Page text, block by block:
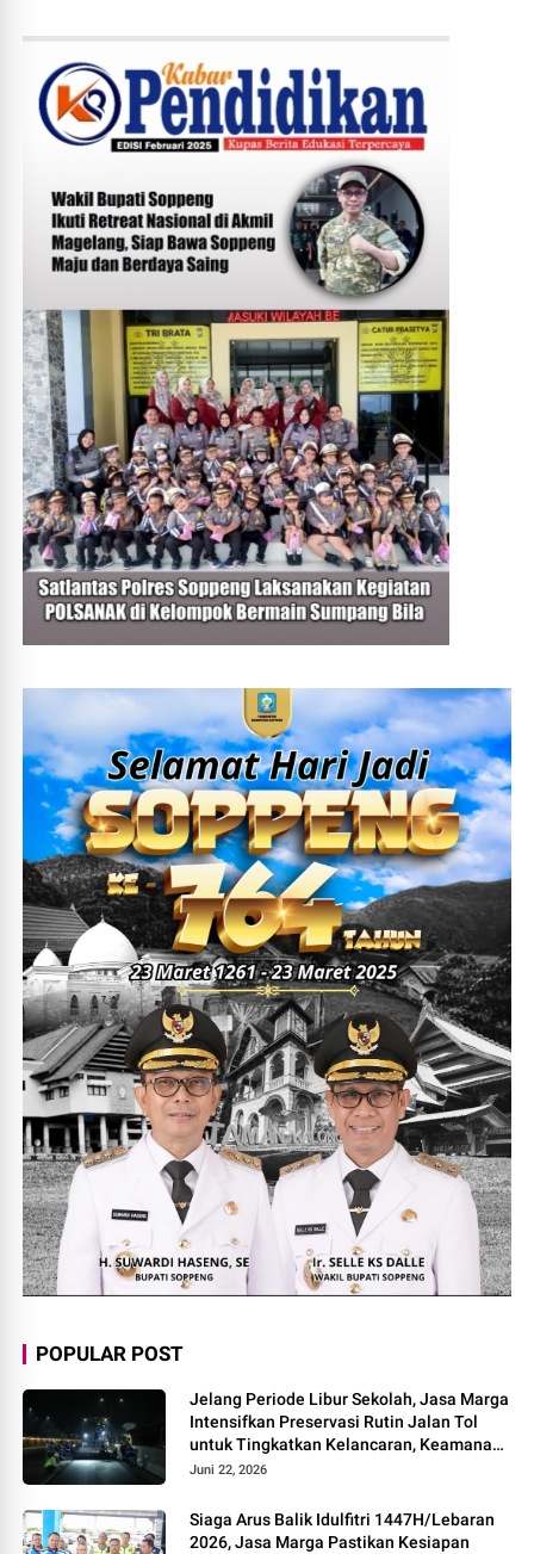
POPULAR POST
Jelang Periode Libur Sekolah, Jasa Marga
Intensifkan Preservasi Rutin Jalan Tol
untuk Tingkatkan Kelancaran, Keamanan
dan Kenyamanan Perjalanan
Juni 22, 2026
Siaga Arus Balik Idulfitri 1447H/Lebaran
2026, Jasa Marga Pastikan Kesiapan